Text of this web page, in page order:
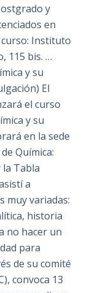
y
en
curso: Instituto
115 bis. …
y su
El
el curso
y su
en la sede
Química:
la Tabla
a
muy variadas:
historia
no hacer un
para
de su comité
convoca 13